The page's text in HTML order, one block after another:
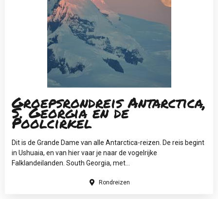
Groepsrondreis Antarctica,
S. Georgia en de
Poolcirkel
Dit is de Grande Dame van alle Antarctica-reizen. De reis begint
in Ushuaia, en van hier vaar je naar de vogelrijke
Falklandeilanden. South Georgia, met...
Rondreizen